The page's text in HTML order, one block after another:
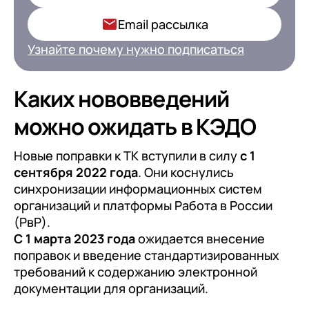
Email рассылка
Узнайте почему нужно подписаться
Подписаться
на обработку персональных
данных
Каких нововведений
можно ожидать в КЭДО
Новые поправки к ТК вступили в силус 1
сентября 2022 года. Они коснулись
синхронизации информационных систем
организаций и платформы Работа в России
(РвР).
С 1 марта 2023 годаожидается внесение
поправок и введение стандартизированных
требований к содержанию электронной
документации для организаций.